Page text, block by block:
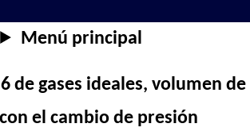
Menú principal
de gases ideales, volumen de
el cambio de presión